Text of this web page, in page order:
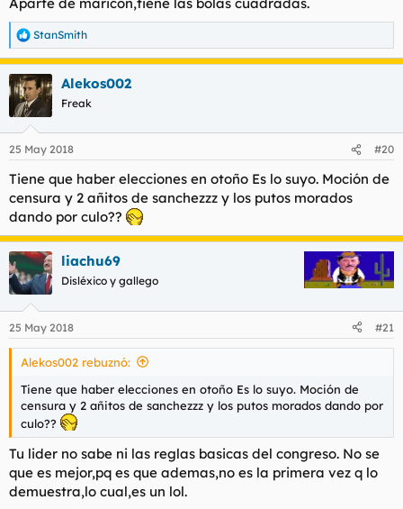
R
e
a
c
c
i
e
s
StanSmith
Alekos002
Freak
25 May 2018 #20
Tiene que haber elecciones en otoño Es lo suyo. Moción de
censura y 2 añitos de sanchezzz y los putos morados
dando por culo??
liachu69
Disléxico y gallego
25 May 2018 #21
Alekos002 rebuznó:
Tiene que haber elecciones en otoño Es lo suyo. Moción de
censura y 2 añitos de sanchezzz y los putos morados dando por
culo??
Tu lider no sabe ni las reglas basicas del congreso. No se
que es mejor,pq es que ademas,no es la primera vez q lo
demuestra,lo cual,es un lol.